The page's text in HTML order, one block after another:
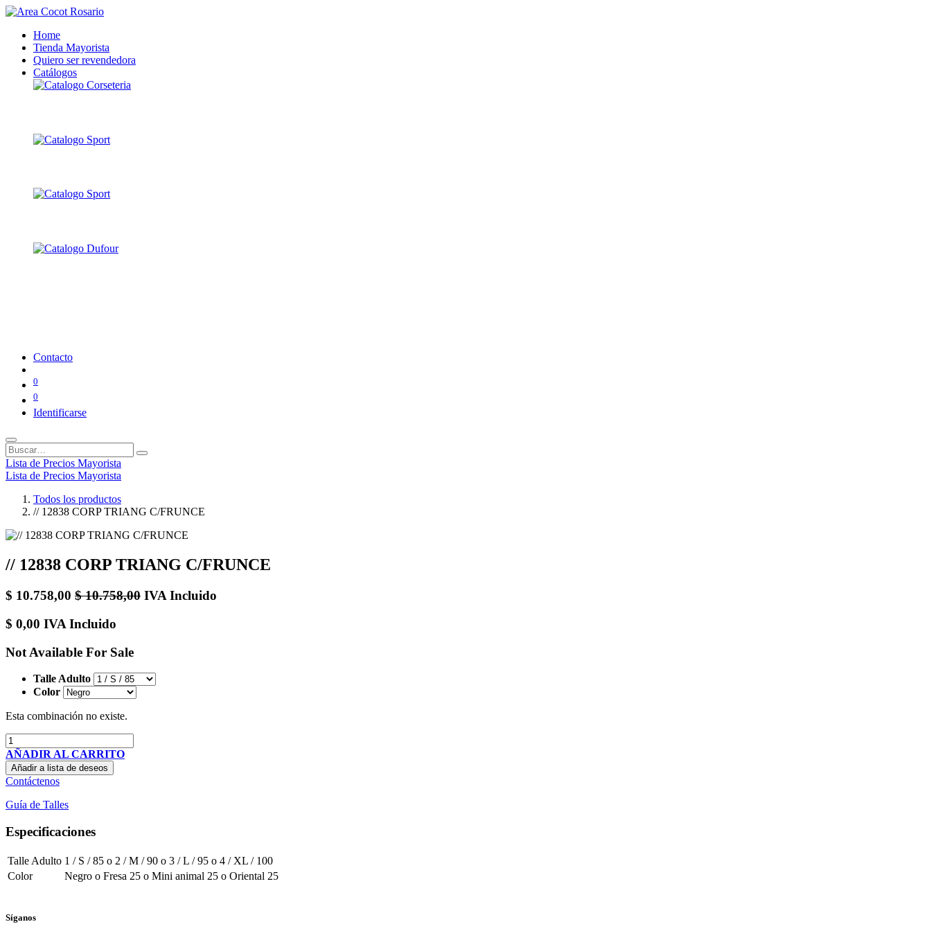
Home
Tienda Mayorista
Quiero ser revendedora
Catálogos
Contacto
0
0
Identificarse
Lista de Precios Mayorista
Lista de Precios Mayorista
Todos los productos
// 12838 CORP TRIANG C/FRUNCE
// 12838 CORP TRIANG C/FRUNCE
$ 10.758,00 $10.758,00 IVA Incluido
$ 0,00 IVA Incluido
Not Available For Sale
Talle Adulto
Color
Esta combinación no existe.
AÑADIR AL CARRITO
Añadir a lista de deseos
Contáctenos
Guía de Talles
Especificaciones
Talle Adulto 1 / S / 85 o 2 / M / 90 o 3 / L / 95 o 4 / XL / 100
Color
Negro o Fresa 25 o Mini animal 25 o Oriental 25
Síganos